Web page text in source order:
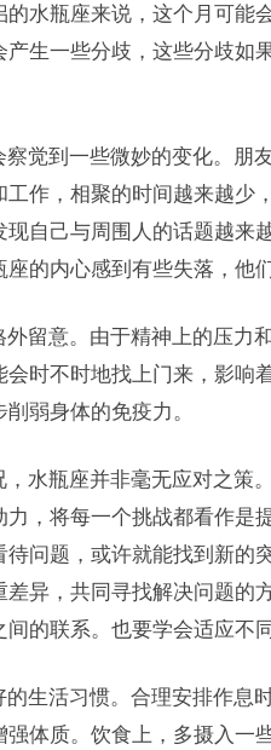
水瓶座来说，这个月可能
生一些分歧，这些分歧如
察觉到一些微妙的变化。朋
作，相聚的时间越来越少
自己与周围人的话题越来
的内心感到有些失落，他
留意。由于精神上的压力
时不时地找上门来，影响
弱身体的免疫力。
水瓶座并非毫无应对之策
，将每一个挑战都看作是
问题，或许就能找到新的
异，共同寻找解决问题的
的联系。也要学会适应不
生活习惯。合理安排作息
体质。饮食上，多摄入一